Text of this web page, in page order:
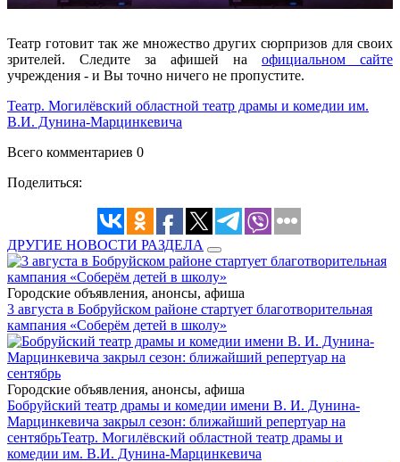
Театр готовит так же множество других сюрпризов для своих
зрителей. Следите за афишей на официальном сайте
учреждения - и Вы точно ничего не пропустите.
Театр. Могилёвский областной театр драмы и комедии им.
В.И. Дунина-Марцинкевича
Всего комментариев 0
Поделиться:
ДРУГИЕ НОВОСТИ РАЗДЕЛА
Городские объявления, анонсы, афиша
3 августа в Бобруйском районе стартует благотворительная
кампания «Соберём детей в школу»
Городские объявления, анонсы, афиша
Бобруйский театр драмы и комедии имени В. И. Дунина-
Марцинкевича закрыл сезон: ближайший репертуар на
сентябрьТеатр. Могилёвский областной театр драмы и
комедии им. В.И. Дунина-Марцинкевича